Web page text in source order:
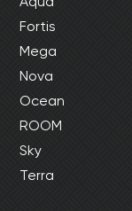
Fortis
Mega
Nova
Ocean
ROOM
Sky
Terra